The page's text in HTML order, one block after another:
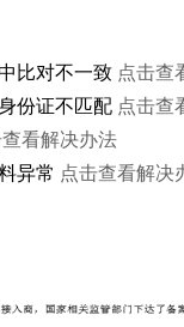
比对不一致 点击查
份证不匹配 点击查
查看解决办法
异常 点击查看解决